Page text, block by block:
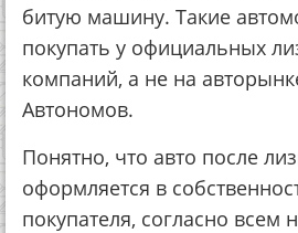
битую машину. Такие
покупать у официальных
компаний, а не на
Автономов.
Понятно, что авто после
оформляется в
покупателя, согласно всем